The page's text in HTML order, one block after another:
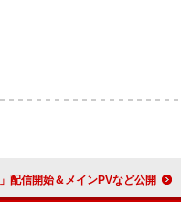
家入レオ、2026年7月期アニメ『メビウス・ダスト』OPテーマ「メビウス」配信開始＆メインPVなど公開